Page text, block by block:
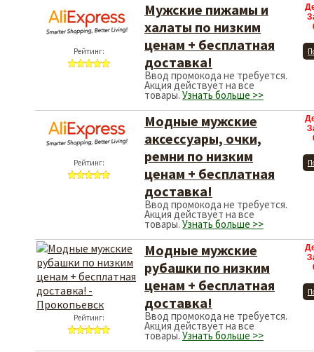
Рейтинг:
Мужские пижамы и
халаты по низким
ценам + бесплатная
доставка!
Ввод промокода не требуется.
Акция действует на все
товары. Узнать больше >>
Рейтинг:
Модные мужские
аксессуары, очки,
ремни по низким
ценам + бесплатная
доставка!
Ввод промокода не требуется.
Акция действует на все
товары. Узнать больше >>
Рейтинг:
Модные мужские
рубашки по низким
ценам + бесплатная
доставка!
Ввод промокода не требуется.
Акция действует на все
товары. Узнать больше >>